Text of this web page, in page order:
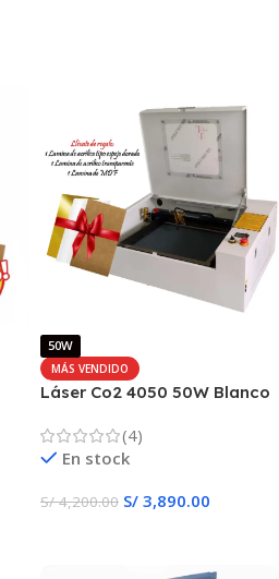
50W
MÁS VENDIDO
Láser Co2 4050 50W Blanco
(4)
En stock
S/4,200.00 S/ 3,890.00